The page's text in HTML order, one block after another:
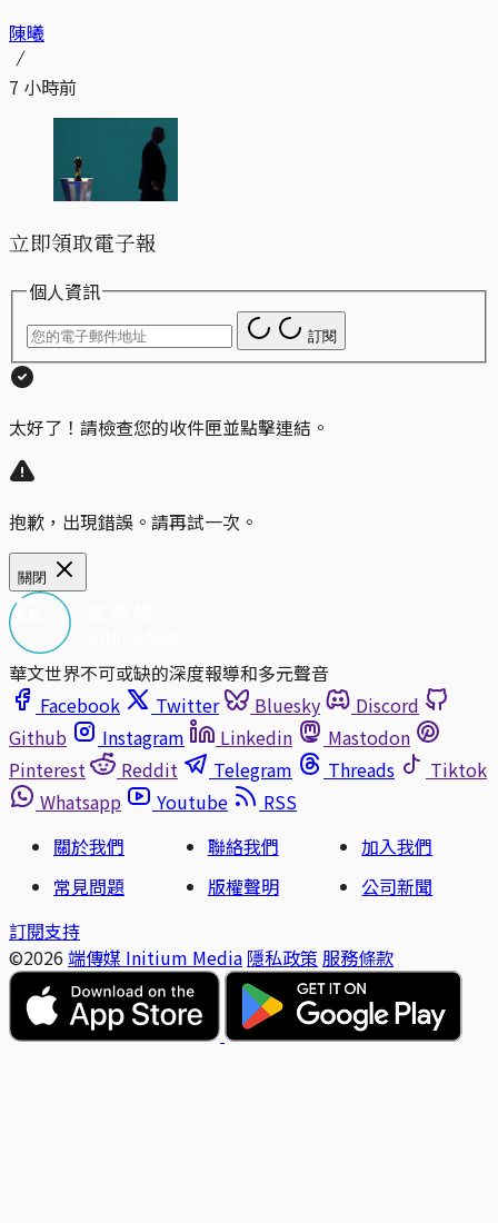
陳曦
7 小時前
立即領取電子報
個人資訊
訂閱
太好了！請檢查您的收件匣並點擊連結。
抱歉，出現錯誤。請再試一次。
關閉
華文世界不可或缺的深度報導和多元聲音
Facebook
Twitter Bluesky
Discord
Github
Instagram Linkedin
Mastodon
Pinterest
Reddit Telegram Threads
Tiktok
Whatsapp
Youtube
RSS
關於我們
聯絡我們
加入我們
常見問題
版權聲明
公司新聞
訂閱支持
©2026 端傳媒 Initium Media 隱私政策 服務條款